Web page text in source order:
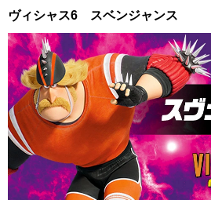
ヴィシャス6 スベンジャンス